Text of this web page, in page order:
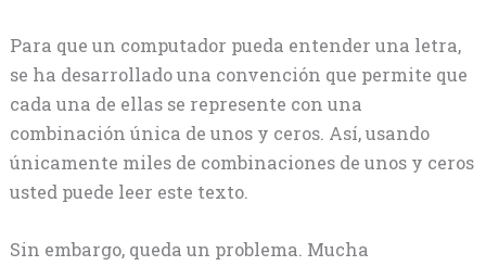
Para que un computador pueda entender una letra,
se ha desarrollado una convención que permite que
cada una de ellas se represente con una
combinación única de unos y ceros. Así, usando
únicamente miles de combinaciones de unos y ceros
usted puede leer este texto.
Sin embargo, queda un problema. Mucha